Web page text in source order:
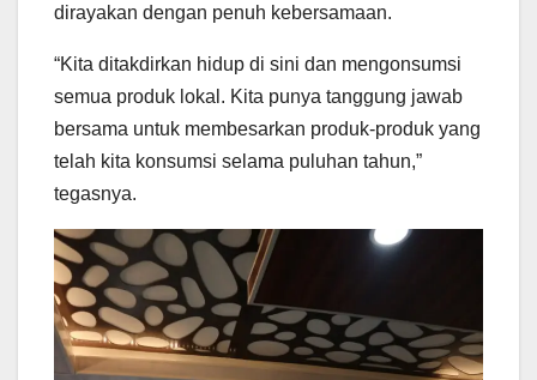
dirayakan dengan penuh kebersamaan.
“Kita ditakdirkan hidup di sini dan mengonsumsi
semua produk lokal. Kita punya tanggung jawab
bersama untuk membesarkan produk-produk yang
telah kita konsumsi selama puluhan tahun,”
tegasnya.